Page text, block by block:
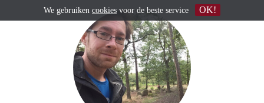
We gebruiken cookies voor de beste service OK!